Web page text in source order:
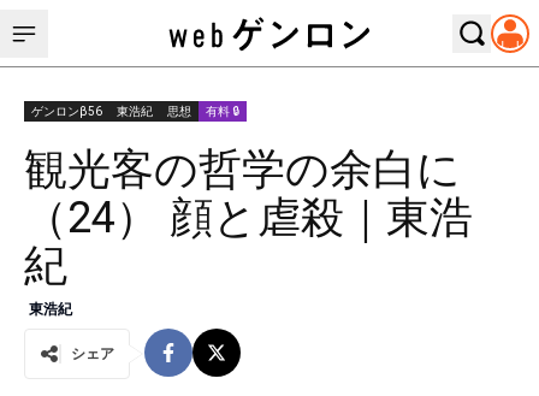
ゲンロンβ56 東浩紀 思想 有料 🔒
観光客の哲学の余白に
（24） 顔と虐殺｜東浩
紀
東浩紀
シェア